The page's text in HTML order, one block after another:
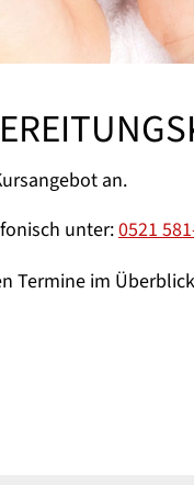
an.
unter:0521
Termine im